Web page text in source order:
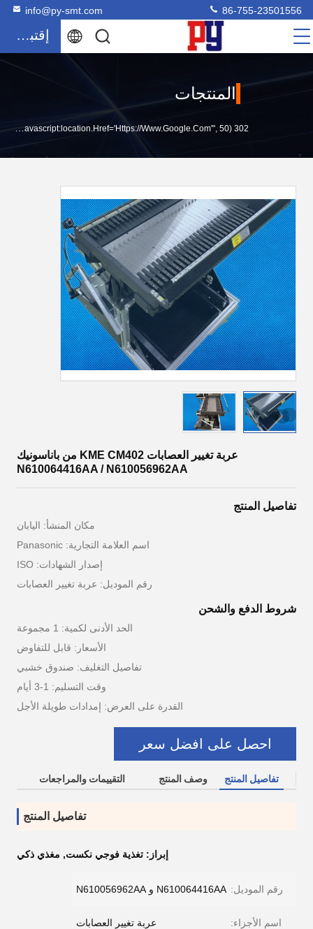
info@py-smt.com 86-755-23501556
إقتباس
المنتجات
عربة تغيير العصابات KME CM402 من باناسونيك
N610064416AA / N610056962AA
تفاصيل المنتج
مكان المنشأ: اليابان
اسم العلامة التجارية: Panasonic
إصدار الشهادات: ISO
رقم الموديل: عربة تغيير العصابات
شروط الدفع والشحن
الحد الأدنى لكمية: 1 مجموعة
الأسعار: قابل للتفاوض
تفاصيل التغليف: صندوق خشبي
وقت التسليم: 1-3 أيام
القدرة على العرض: إمدادات طويلة الأجل
احصل على افضل سعر
تفاصيل المنتج وصف المنتج التقييمات والمراجعات
تفاصيل المنتج
إبراز: تغذية فوجي نكست, مغذي ذكي
رقم الموديل: N610064416AA و N610056962AA
اسم الأجزاء: عربة تغيير العصابات